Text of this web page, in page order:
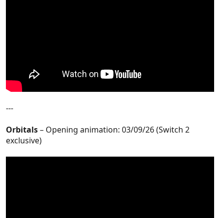
---
Orbitals– Opening animation: 03/09/26 (Switch 2
exclusive)